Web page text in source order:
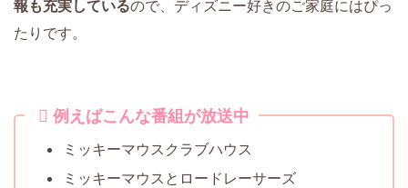
報も充実しているので、ディズニー好きのご家庭にはぴっ
たりです。
例えばこんな番組が放送中
ミッキーマウスクラブハウス
ミッキーマウスとロードレーサーズ